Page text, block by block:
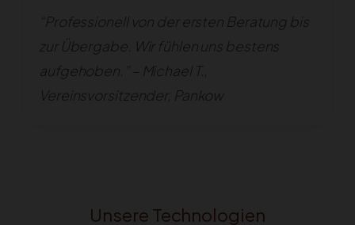
“Professionell von der ersten Beratung bis
zur Übergabe. Wir fühlen uns bestens
aufgehoben.” – Michael T.,
Vereinsvorsitzender, Pankow
Unsere Technologien